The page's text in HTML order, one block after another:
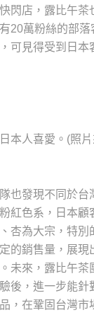
閃店，露比午茶
20萬粉絲的部落
可見得受到日本
本人喜愛。(照片
也發現不同於台
紅色系，日本顧
杏為大宗，特別
的銷售量，展現
未來，露比午茶
後，進一步能針
，在鞏固台灣市